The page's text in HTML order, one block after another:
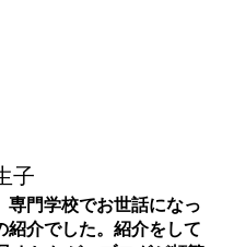
子
専門学校でお世話になっ
紹介でした。紹介をして